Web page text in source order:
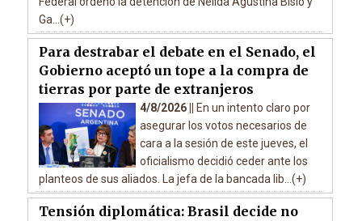
Ga...(+)
Para destrabar el debate en el Senado, el
Gobierno aceptó un tope a la compra de
tierras por parte de extranjeros
4/8/2026 ||
En un intento claro por
asegurar los votos necesarios de
cara a la sesión de este jueves, el
oficialismo decidió ceder ante los
planteos de sus aliados. La jefa de la bancada lib...(+)
Tensión diplomática: Brasil decide no